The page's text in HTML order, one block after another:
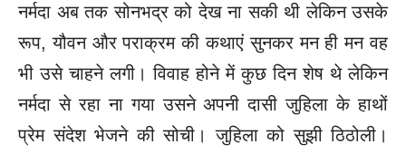
नर्मदा अब तक सोनभद्र को देख ना सकी थी लेकिन उसके
रूप, यौवन और पराक्रम की कथाएं सुनकर मन ही मन वह
भी उसे चाहने लगी। विवाह होने में कुछ दिन शेष थे लेकिन
नर्मदा से रहा ना गया उसने अपनी दासी जुहिला के हाथों
प्रेम संदेश भेजने की सोची। जुहिला को सुझी ठिठोली।